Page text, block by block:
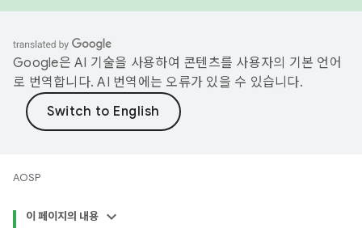
Google은 AI 기술을 사용하여 콘텐츠를 사용자의 기본 언어
로 번역합니다. AI 번역에는 오류가 있을 수 있습니다.
AOSP
이 페이지의 내용